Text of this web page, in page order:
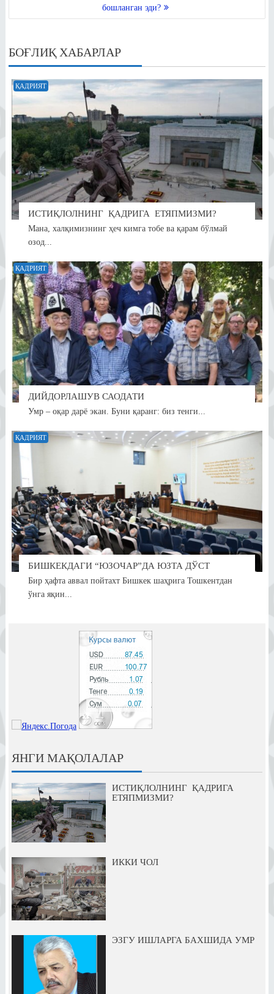
ki
бошланган эди?
БОҒЛИҚ ХАБАРЛАР
ҚАДРИЯТ
ИСТИҚЛОЛНИНГ ҚАДРИГА ЕТЯПМИЗМИ?
Мана, халқимизнинг ҳеч кимга тобе ва қарам бўлмай
озод...
ҚАДРИЯТ
ДИЙДОРЛАШУВ САОДАТИ
Умр – оқар дарё экан. Буни қаранг: биз тенги...
ҚАДРИЯТ
БИШКЕКДАГИ “ЮЗОЧАР”ДА ЮЗТА ДЎСТ
Бир ҳафта аввал пойтахт Бишкек шаҳрига Тошкентдан
ўнга яқин...
ЯНГИ МАҚОЛАЛАР
ИСТИҚЛОЛНИНГ ҚАДРИГА
ЕТЯПМИЗМИ?
ИККИ ЧОЛ
ЭЗГУ ИШЛАРГА БАХШИДА УМР